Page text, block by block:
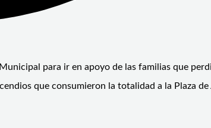
para ir en apoyo de las familias que
que consumieron la totalidad a la Plaza de